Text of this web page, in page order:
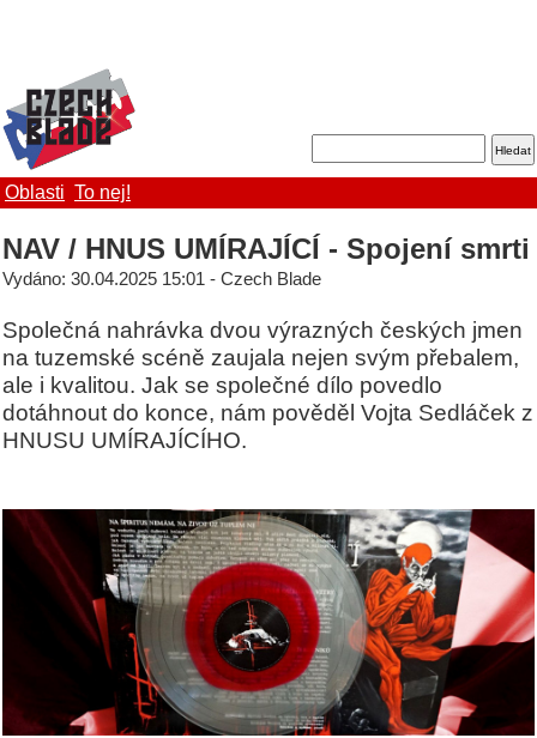
Oblasti To nej!
NAV / HNUS UMÍRAJÍCÍ - Spojení smrti
Vydáno: 30.04.2025 15:01 - Czech Blade
Společná nahrávka dvou výrazných českých jmen
na tuzemské scéně zaujala nejen svým přebalem,
ale i kvalitou. Jak se společné dílo povedlo
dotáhnout do konce, nám pověděl Vojta Sedláček z
HNUSU UMÍRAJÍCÍHO.